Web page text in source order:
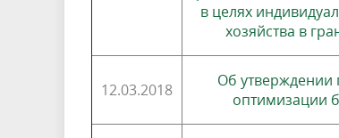
в целях
хозяйства в
12.03.2018
Об
оптимизации